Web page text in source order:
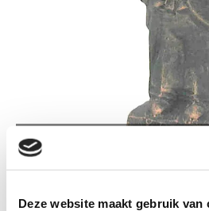
Deze website maakt gebruik van
TA004A ABRAHAM